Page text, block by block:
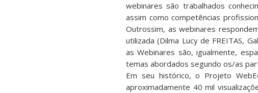
webinares são trabalhados
assim como competências
Outrossim, as webinares
utilizada (Dilma Lucy de FREITAS,
as Webinares são, igualmente,
temas abordados segundo os/as
Em seu histórico, o Projeto
aproximadamente 40 mil